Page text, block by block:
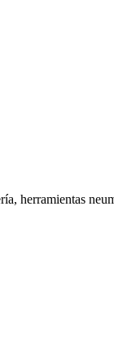
herramientas